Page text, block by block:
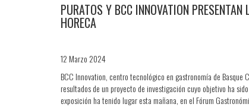
menú
PURATOS Y BCC INNOVATION
HORECA
12 Marzo 2024
BCC Innovation, centro tecnológico en gastronomía de
resultados de un proyecto de investigación cuyo objetivo ha
exposición ha tenido lugar esta mañana, en el Fórum